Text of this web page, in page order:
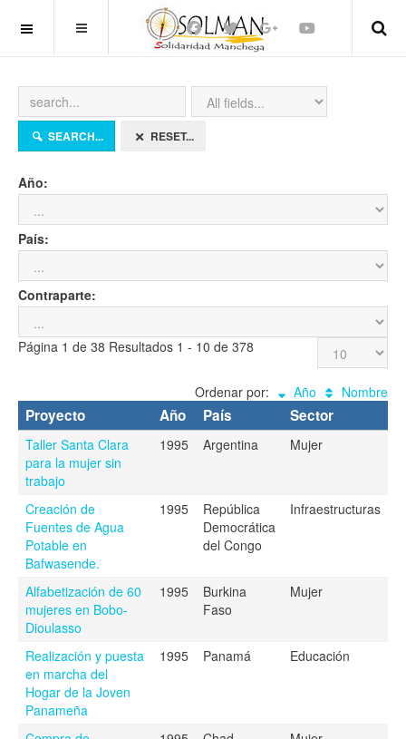
OFF CANVAS
SEARCH... RESET...
Año:
País:
Contraparte:
Página 1 de 38 Resultados 1 - 10 de 378
Ordenar por: Año Nombre
Proyecto Año País Sector
Taller Santa Clara
para la mujer sin
trabajo
1995 Argentina Mujer
Creación de
Fuentes de Agua
Potable en
Bafwasende.
1995
República
Democrática
del Congo
Infraestructuras
Alfabetización de 60
mujeres en Bobo-
Dioulasso
1995
Burkina
Faso
Mujer
Realización y puesta
en marcha del
Hogar de la Joven
Panameña
1995 Panamá Educación